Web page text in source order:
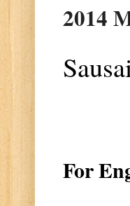
2014
For